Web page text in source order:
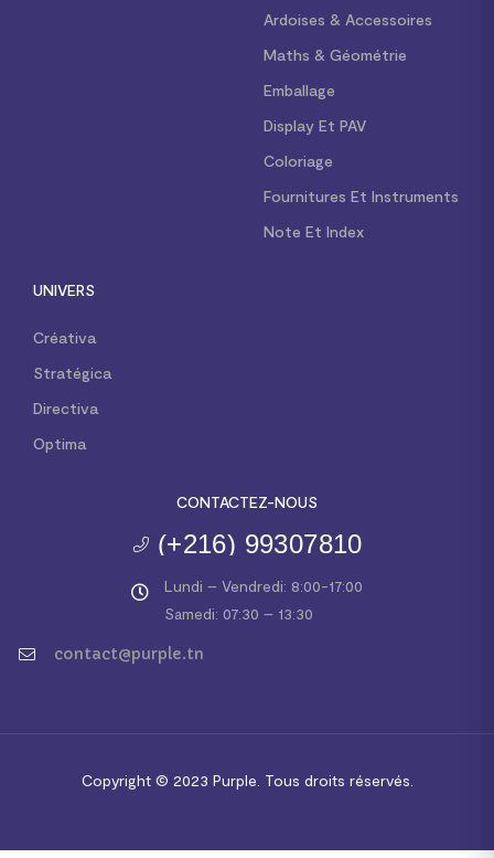
Ardoises & Accessoires
Maths & Géométrie
Emballage
Display Et PAV
Coloriage
Fournitures Et Instruments
Note Et Index
UNIVERS
Créativa
Stratégica
Directiva
Optima
CONTACTEZ-NOUS
(+216) 99307810
Lundi – Vendredi: 8:00-17:00
Samedi: 07:30 – 13:30
contact@purple.tn
Copyright © 2023 Purple. Tous droits réservés.